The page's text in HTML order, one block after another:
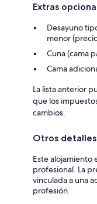
Extras
Desayuno
menor
Cuna (cama
Cama
La lista anterior
que los
cambios.
Otros detalles
Este
profesional. La
vinculada a una
profesión.